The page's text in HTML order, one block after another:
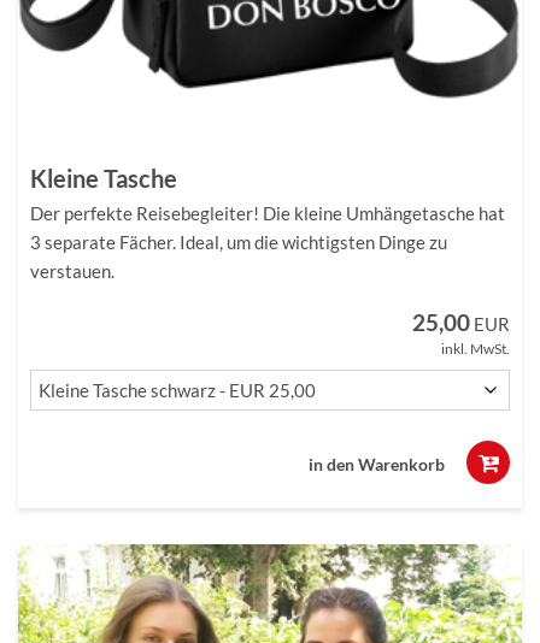
Kleine Tasche
Der perfekte Reisebegleiter! Die kleine Umhängetasche hat
3 separate Fächer. Ideal, um die wichtigsten Dinge zu
verstauen.
25,00 EUR
inkl. MwSt.